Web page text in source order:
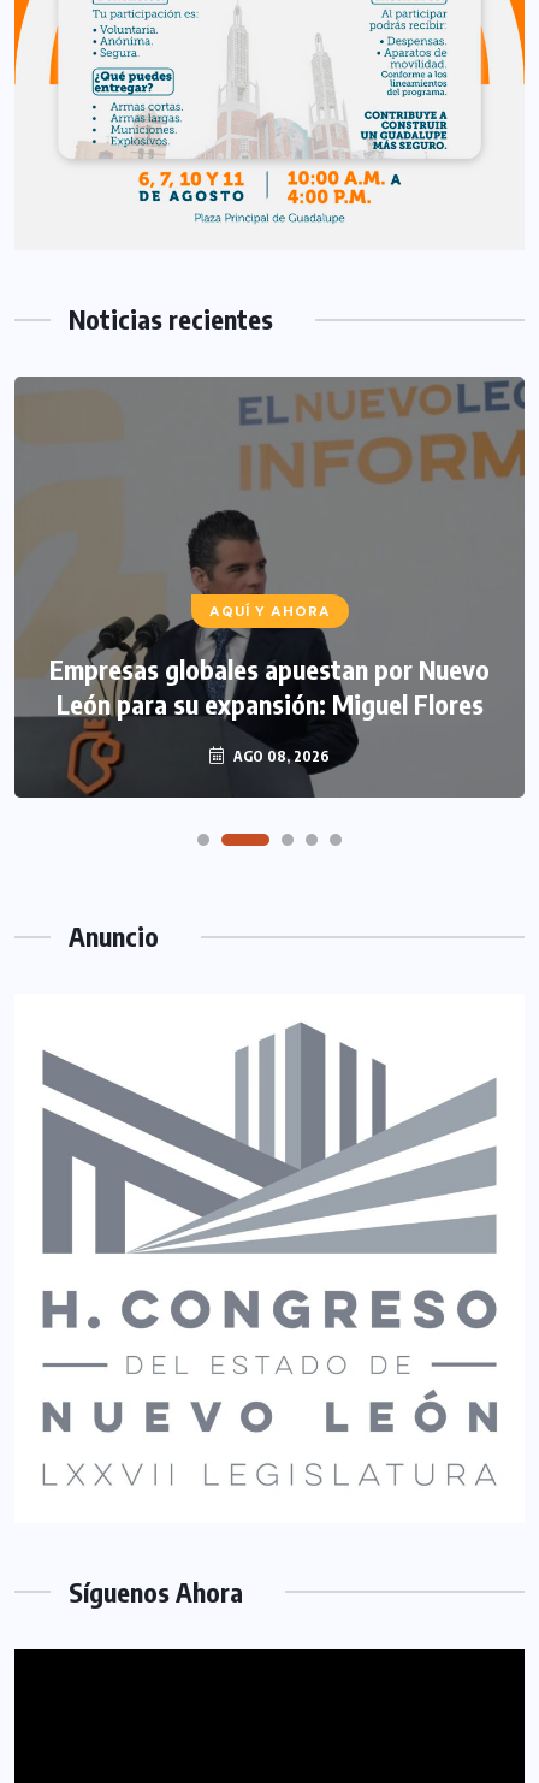
Noticias recientes
AQUÍ Y AHORA
Empresas globales apuestan por Nuevo
León para su expansión: Miguel Flores
AGO 08, 2026
Anuncio
Síguenos Ahora